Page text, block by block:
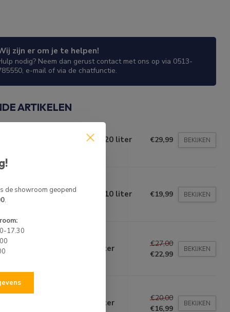
zijn er om je te helpen!
nodig? Neem dan gerust contact met ons op via 0513-
e-mail of via de chatfunctie.
ARTIKELEN
Jerrycan Rood Benzine 20 liter €29,99 BEKIJKEN
Jerrycan Rood Benzine 10 liter
voorraad
€19,99 BEKIJKEN
Brandstof Jerrycan 20 Liter
€27,00
€22,99
BEKIJKEN
Brandstof Jerrycan 10 Liter
€20,00
€16,99
BEKIJKEN
de showroom geopend
.
17.30